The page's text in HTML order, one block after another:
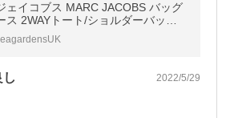
ェイコブス MARC JACOBS バッグ
ス 2WAYトート/ショルダーバッグ
THE TOTE BAG SMALL TRAVELE
BAG M0016161 260 BEIGE
2022/5/29